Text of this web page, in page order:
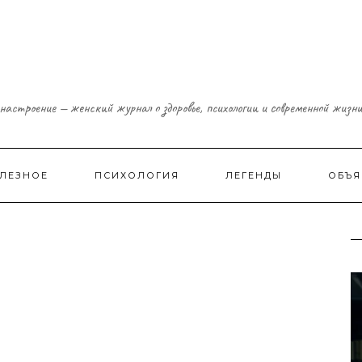
настроение — женский журнал о здоровье, психологии и современной жизни
ПСИХОЛОГИЯ ЛЕГЕНДЫ